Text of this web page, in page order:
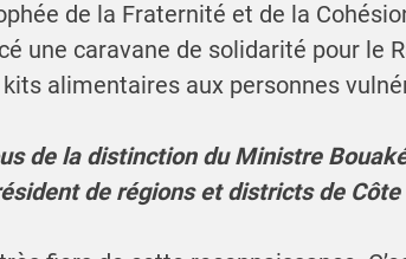
de la Fraternité et de la
une caravane de solidarité pour le
alimentaires aux personnes
de la distinction du Ministre
de régions et districts de Côte